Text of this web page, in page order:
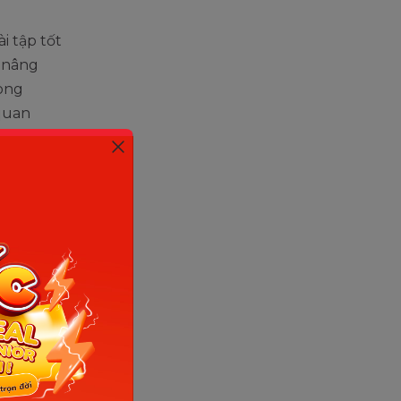
tập tốt
những
mẹ
toàn